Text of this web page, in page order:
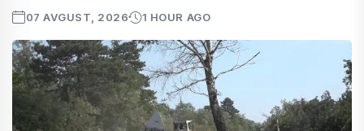
07 AVGUST, 2026 1 HOUR AGO